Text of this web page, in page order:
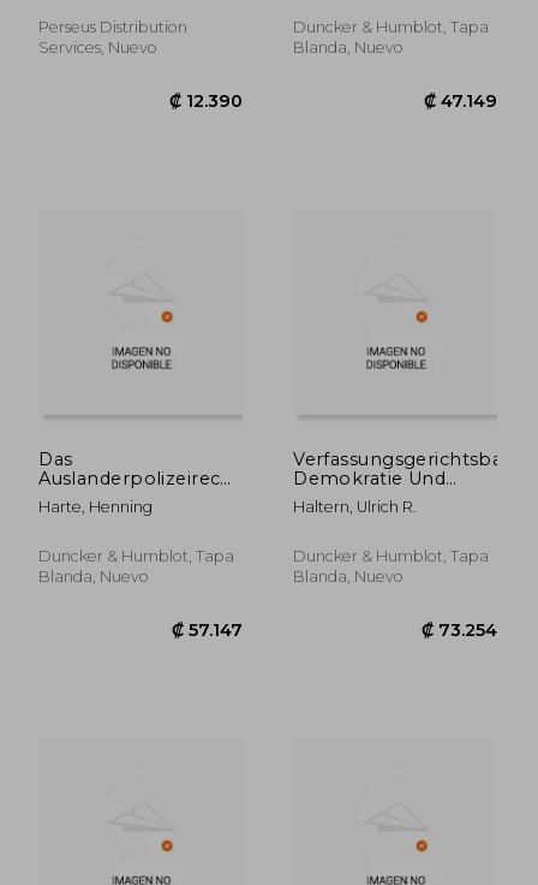
Perseus Distribution
Services, Nuevo
Zum Kommunalen
Wahlvorschlagsrecht
Duncker & Humblot, Tapa
Blanda, Nuevo
Das
Auslanderpolizeirecht
Der Bundesrepublik
Deutschland Und Der
Von Amerika Im
Vergleich (en
Harte, Henning
Duncker & Humblot, Tapa
Blanda, Nuevo
Demokratie Und
Misstrauen: Das
Bundesverfassungsgericht
Verfassungstheorie
Zwischen Populismus
Haltern, Ulrich R.
Duncker & Humblot, Tapa
Blanda, Nuevo